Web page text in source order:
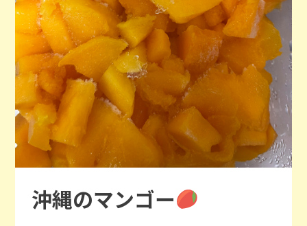
沖縄のマンゴー